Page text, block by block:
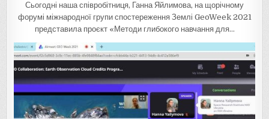
Сьогодні наша співробітниця, Ганна Яйлимова, на щорічному
форумі міжнародної групи спостереження Землі GeoWeek 2021
представила проєкт «Методи глибокого навчання для…